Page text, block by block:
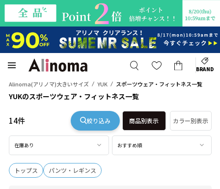
BRAND
Alinoma(アリノマ)大きいサイズ YUK スポーツウェア・フィットネス一覧
YUKのスポーツウェア・フィットネス一覧
14件 絞り込み 商品別表示 カラー別表示
在庫あり おすすめ順
トップス パンツ・レギンス